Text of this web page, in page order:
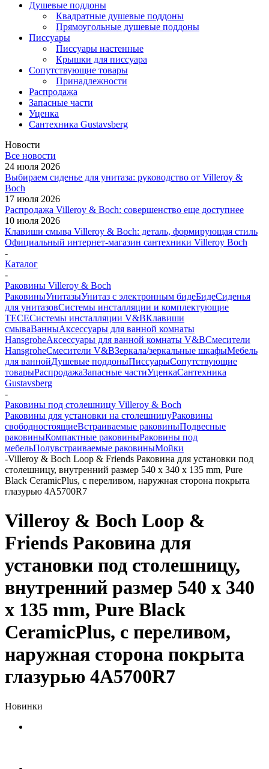
Душевые поддоны
Квадратные душевые поддоны
Прямоугольные душевые поддоны
Писсуары
Писсуары настенные
Крышки для писсуара
Сопутствующие товары
Принадлежности
Распродажа
Запасные части
Уценка
Сантехника Gustavsberg
Новости
Все новости
24 июля 2026
Выбираем сиденье для унитаза: руководство от Villeroy &
Boch
17 июля 2026
Распродажа Villeroy & Boch: совершенство еще доступнее
10 июля 2026
Клавиши смыва Villeroy & Boch: деталь, формирующая стиль
Официальный интернет-магазин сантехники Villeroy Boch
-
Каталог
-
Раковины Villeroy & Boch
РаковиныУнитазыУнитаз с электронным бидеБидеСиденья
для унитазовСистемы инсталляции и комплектующие
TECEСистемы инсталляции V&BКлавиши
смываВанныАксессуары для ванной комнаты
HansgroheАксессуары для ванной комнаты V&BСмесители
HansgroheСмесители V&BЗеркала/зеркальные шкафыМебель
для ваннойДушевые поддоныПиссуарыСопутствующие
товарыРаспродажаЗапасные частиУценкаСантехника
Gustavsberg
-
Раковины под столешницу Villeroy & Boch
Раковины для установки на столешницуРаковины
свободностоящиеВстраиваемые раковиныПодвесные
раковиныКомпактные раковиныРаковины под
мебельПолувстраиваемые раковиныМойки
-Villeroy & Boch Loop & Friends Раковина для установки под
столешницу, внутренний размер 540 x 340 x 135 mm, Pure
Black CeramicPlus, с переливом, наружная сторона покрыта
глазурью 4A5700R7
Villeroy & Boch Loop &
Friends Раковина для
установки под столешницу,
внутренний размер 540 x 340
x 135 mm, Pure Black
CeramicPlus, с переливом,
наружная сторона покрыта
глазурью 4A5700R7
Новинки